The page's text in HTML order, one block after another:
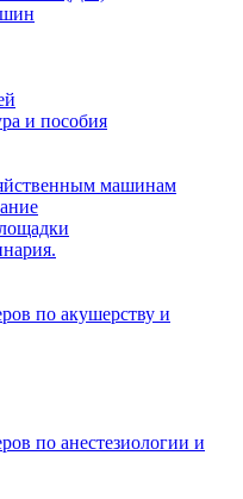
и пособия
машинам
по акушерству и
по анестезиологии и